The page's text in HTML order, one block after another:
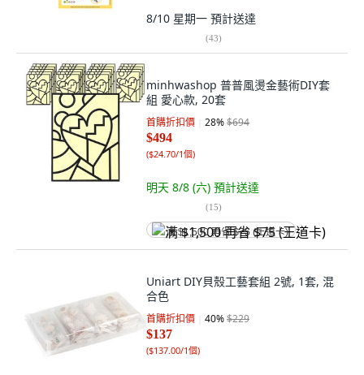
8/10 星期一 預計送達
(43)
minhwashop 普普風燙金藝術DIY套
組 愛心款, 20套
首購折扣價 28%$694
$494
($24.70/1個)
明天 8/8 (六) 預計送達
(15)
满 $1,500 再省 $75 (王道卡)
Uniart DIY貝殼工藝套組 2號, 1套, 混
合色
首購折扣價 40%$229
$137
($137.00/1個)